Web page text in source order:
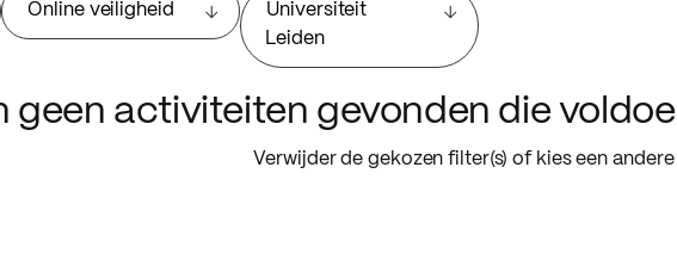
Online veiligheid
Universiteit
Leiden
geen activiteiten gevonden die
Verwijder de gekozen filter(s) of kies een